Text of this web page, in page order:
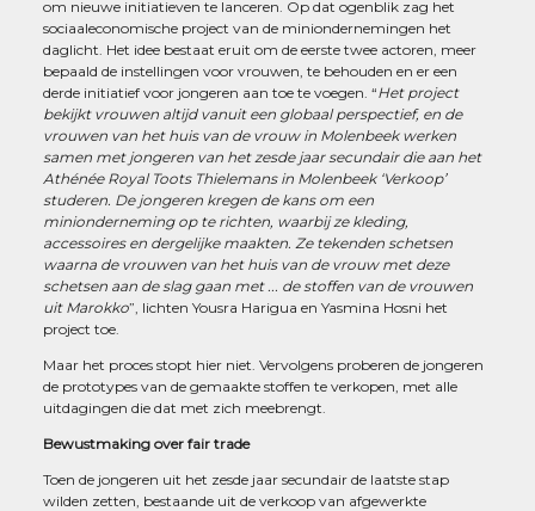
om nieuwe initiatieven te lanceren. Op dat ogenblik zag het
sociaaleconomische project van de miniondernemingen het
daglicht. Het idee bestaat eruit om de eerste twee actoren, meer
bepaald de instellingen voor vrouwen, te behouden en er een
derde initiatief voor jongeren aan toe te voegen. “Het project
bekijkt vrouwen altijd vanuit een globaal perspectief, en de
vrouwen van het huis van de vrouw in Molenbeek werken
samen met jongeren van het zesde jaar secundair die aan het
Athénée Royal Toots Thielemans in Molenbeek ‘Verkoop’
studeren. De jongeren kregen de kans om een
minionderneming op te richten, waarbij ze kleding,
accessoires en dergelijke maakten. Ze tekenden schetsen
waarna de vrouwen van het huis van de vrouw met deze
schetsen aan de slag gaan met ... de stoffen van de vrouwen
uit Marokko”, lichten Yousra Harigua en Yasmina Hosni het
project toe.
Maar het proces stopt hier niet. Vervolgens proberen de jongeren
de prototypes van de gemaakte stoffen te verkopen, met alle
uitdagingen die dat met zich meebrengt.
Bewustmaking over fair trade
Toen de jongeren uit het zesde jaar secundair de laatste stap
wilden zetten, bestaande uit de verkoop van afgewerkte